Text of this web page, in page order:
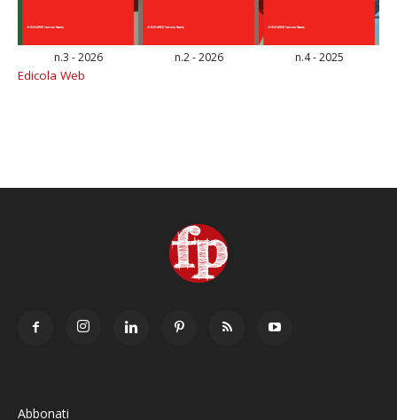
n.3 - 2026 n.2 - 2026 n.4 - 2025
Edicola Web
Abbonati